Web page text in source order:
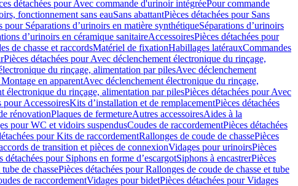
détachées pour Avec commande d'urinoir intégréePour commande
fonctionnement sans eauSans abattantPièces détachées pour Sans
pour Séparations d’urinoirs en matière synthétiqueSéparations d’urinoirs
d’urinoirs en céramique sanitaireAccessoiresPièces détachées pour
de chasse et raccordsMatériel de fixationHabillages latérauxCommandes
Pièces détachées pour Avec déclenchement électronique du rinçage,
du rinçage, alimentation par pilesAvec déclenchement
en apparentAvec déclenchement électronique du rinçage,
électronique du rinçage, alimentation par pilesPièces détachées pour Avec
pour AccessoiresKits d’installation et de remplacementPièces détachées
rénovationPlaques de fermetureAutres accessoiresAides à la
pour WC et vidoirs suspendusCoudes de raccordementPièces détachées
pour Kits de raccordementRallonges de coude de chassePièces
de transition et pièces de connexionVidages pour urinoirsPièces
détachées pour Siphons en forme d’escargotSiphons à encastrerPièces
de chassePièces détachées pour Rallonges de coude de chasse et tube
de raccordementVidages pour bidetPièces détachées pour Vidages